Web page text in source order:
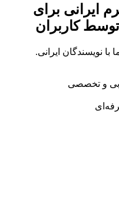
ایرانی برای
کاربران
نویسندگان ایرانی.
و تخصصی